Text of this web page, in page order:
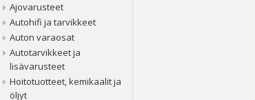
Ajovarusteet
Autohifi ja tarvikkeet
Auton varaosat
Autotarvikkeet ja
lisävarusteet
Hoitotuotteet, kemikaalit ja
öljyt